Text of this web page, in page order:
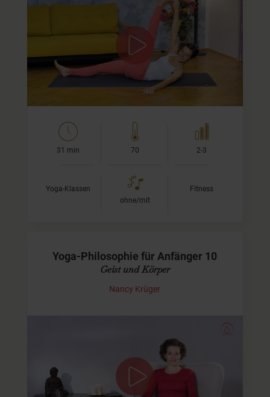
Praxis für Deine Fitness
Diese Einheit ist passend für Dich, wenn Du kraftvoll in
den Tag oder Abend starten möchtest. In nur 30 Minuten
aktivieren Deine Arm- Bein- und Bauchmuskeln, dehnen
31 min 70 2-3
Yoga-Klassen
ohne/mit
Fitness
Yoga-Philosophie für Anfänger 10
Geist und Körper
Nancy Krüger
Wechselwirkung aus Geist und Körper
Im Yoga sprechen wir von drei verschiedenen Qualitäten,
die allem inne wohnen kann. Diese sind, Rajas (Aktivität,
Energie, Licht), Tamas (Trägheit, Ruhe,…